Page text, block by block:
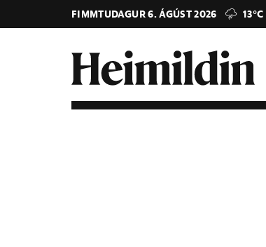
FIMMTUDAGUR 6. ÁGÚST 2026 13°C